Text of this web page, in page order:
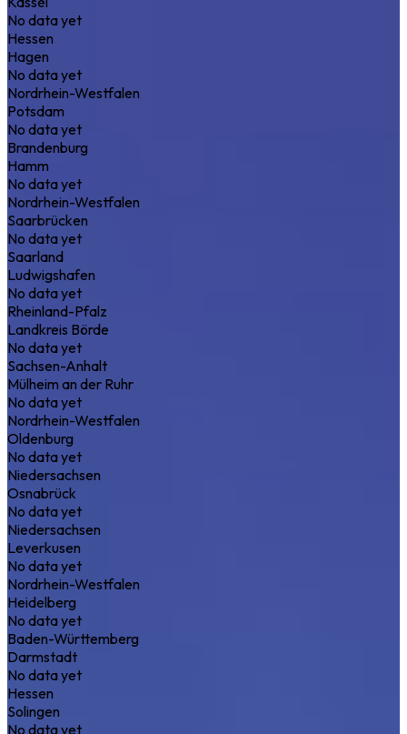
No data yet
Hessen
Hagen
No data yet
Nordrhein-Westfalen
Potsdam
No data yet
Brandenburg
Hamm
No data yet
Nordrhein-Westfalen
Saarbrücken
No data yet
Saarland
Ludwigshafen
No data yet
Rheinland-Pfalz
Landkreis Börde
No data yet
Sachsen-Anhalt
Mülheim an der Ruhr
No data yet
Nordrhein-Westfalen
Oldenburg
No data yet
Niedersachsen
Osnabrück
No data yet
Niedersachsen
Leverkusen
No data yet
Nordrhein-Westfalen
Heidelberg
No data yet
Baden-Württemberg
Darmstadt
No data yet
Hessen
Solingen
No data yet